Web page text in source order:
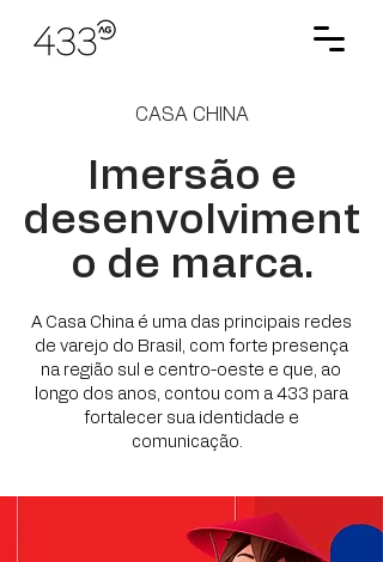
CASA CHINA
Imersão e
desenvolviment
o de marca.
A Casa China é uma das principais redes
de varejo do Brasil, com forte presença
na região sul e centro-oeste e que, ao
longo dos anos, contou com a 433 para
fortalecer sua identidade e
comunicação.